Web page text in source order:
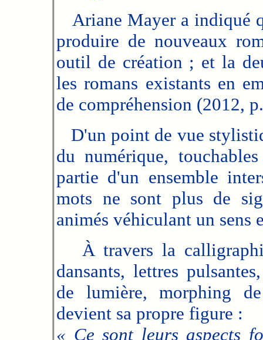
Ariane Mayer a indiqué
produire de nouveaux
outil de création ; et la
les romans existants en
de compréhension (2012,
D'un point de vue
du numérique,
partie d'un ensemble
mots ne sont plus de
animés véhiculant un sens
À travers la
dansants, lettres
de lumière, morphing
devient sa propre figure :
« Ce sont leurs aspects